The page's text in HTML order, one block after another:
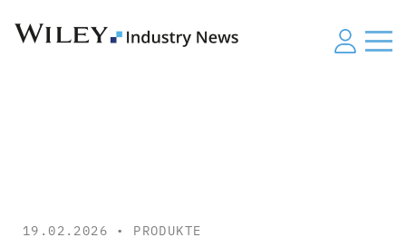
19.02.2026 • PRODUKTE